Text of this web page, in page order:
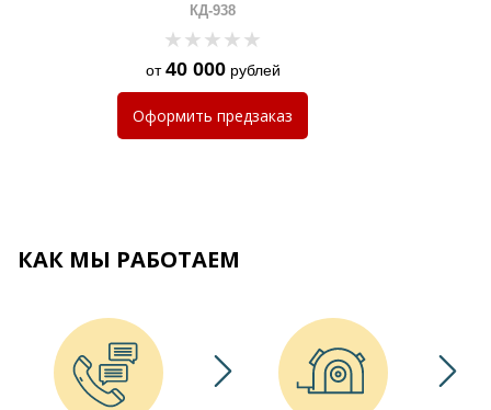
КД-938
от40 000рублей
Оформить предзаказ
КАК МЫ РАБОТАЕМ